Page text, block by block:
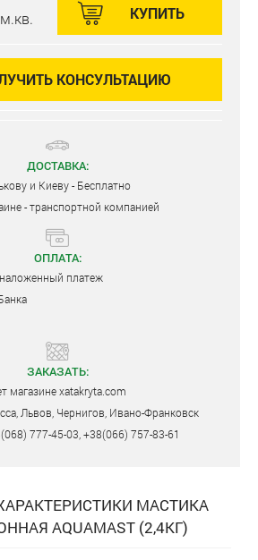
КУПИТЬ
КОНСУЛЬТАЦИЮ
ДОСТАВКА:
и Киеву - Бесплатно
- транспортной компанией
ОПЛАТА:
платеж
ЗАКАЗАТЬ:
магазине xatakryta.com
Львов, Чернигов, Ивано-Франковск
777-45-03, +38(066) 757-83-61
МАСТИКА
AQUAMAST (2,4КГ)